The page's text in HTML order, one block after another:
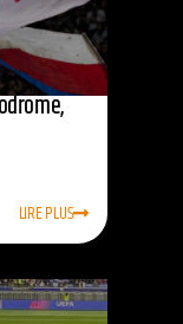
LIRE PLUS